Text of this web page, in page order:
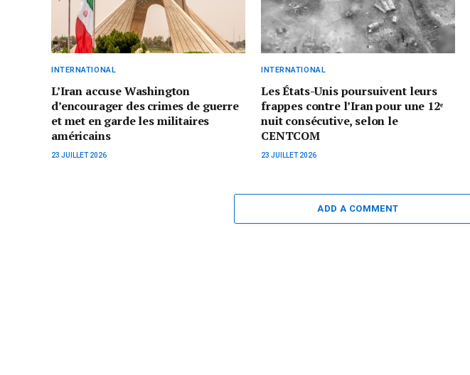
INTERNATIONAL
L’Iran accuse Washington
d’encourager des crimes de guerre
et met en garde les militaires
américains
23 JUILLET 2026
INTERNATIONAL
Les États-Unis poursuivent leurs
frappes contre l’Iran pour une 12ᵉ
nuit consécutive, selon le
CENTCOM
23 JUILLET 2026
ADD A COMMENT